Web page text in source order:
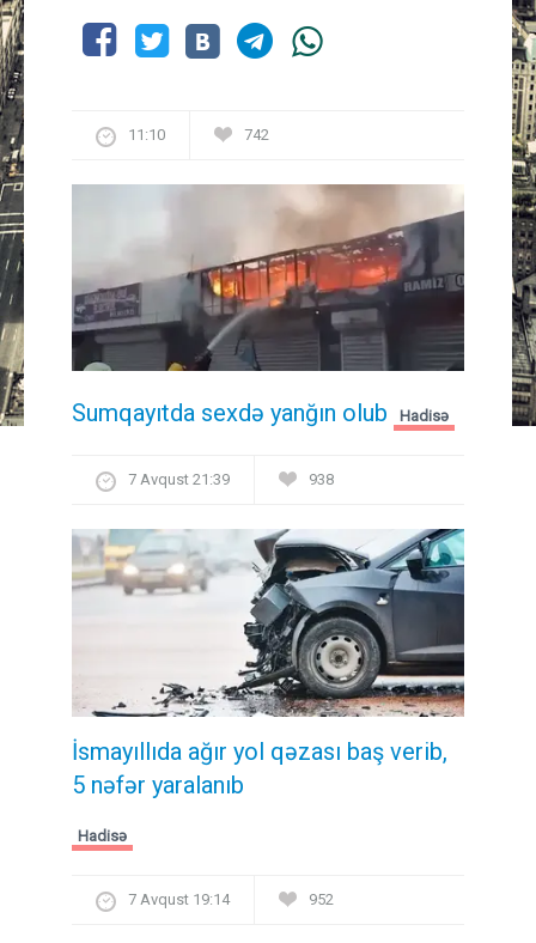
11:10 742
Sumqayıtda sexdə yanğın olub Hadisə
7 Avqust 21:39 938
İsmayıllıda ağır yol qəzası baş verib,
5 nəfər yaralanıb
Hadisə
7 Avqust 19:14 952